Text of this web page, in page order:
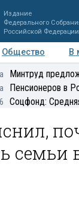
Издание
Федерального
Российской Федерации
Общество В
Регионы
Минтруд
Пенсионеров в
Соцфонд:
семьи